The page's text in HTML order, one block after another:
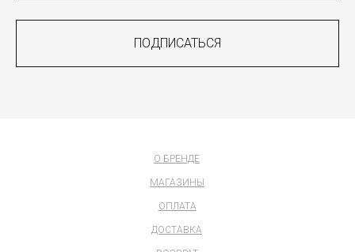
ПОДПИСАТЬСЯ
О БРЕНДЕ
МАГАЗИНЫ
ОПЛАТА
ДОСТАВКА